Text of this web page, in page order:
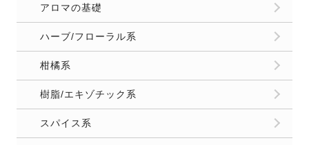
アロマの基礎
ハーブ/フローラル系
柑橘系
樹脂/エキゾチック系
スパイス系